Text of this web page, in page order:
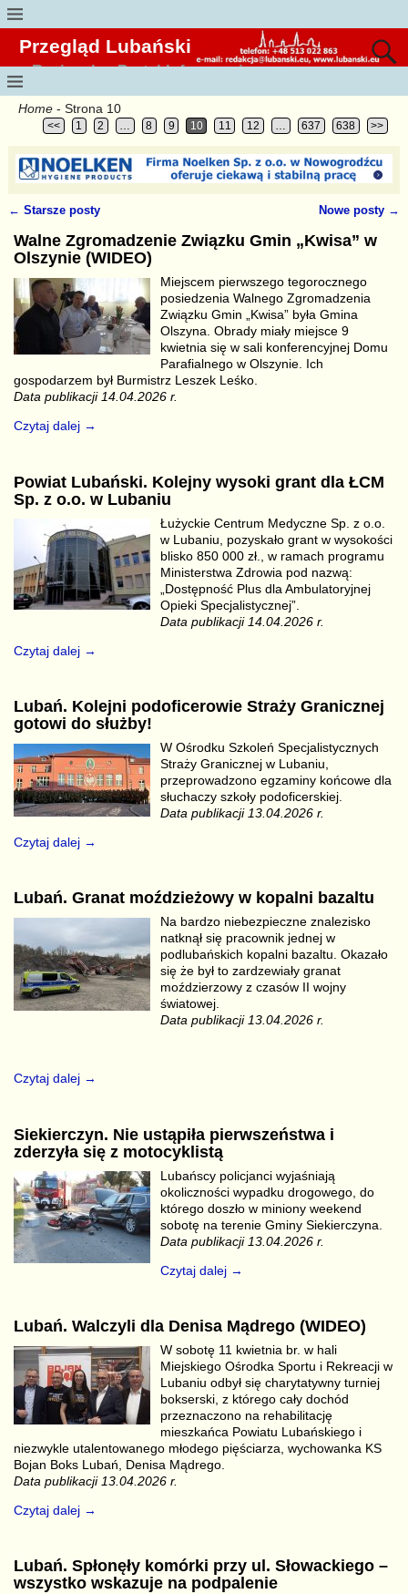
Przegląd Lubański
Regionalny Portal Informacyjny
Home - Strona 10
<< 1 2 … 8 9 10 11 12 … 637 638 >>
← Starsze posty Nowe posty →
Walne Zgromadzenie Związku Gmin „Kwisa” w
Olszynie (WIDEO)
Miejscem pierwszego tegorocznego
posiedzenia Walnego Zgromadzenia
Związku Gmin „Kwisa” była Gmina
Olszyna. Obrady miały miejsce 9
kwietnia się w sali konferencyjnej Domu
Parafialnego w Olszynie. Ich
gospodarzem był Burmistrz Leszek Leśko.
Data publikacji 14.04.2026 r.
Czytaj dalej →
Powiat Lubański. Kolejny wysoki grant dla ŁCM
Sp. z o.o. w Lubaniu
Łużyckie Centrum Medyczne Sp. z o.o.
w Lubaniu, pozyskało grant w wysokości
blisko 850 000 zł., w ramach programu
Ministerstwa Zdrowia pod nazwą:
„Dostępność Plus dla Ambulatoryjnej
Opieki Specjalistycznej”.
Data publikacji 14.04.2026 r.
Czytaj dalej →
Lubań. Kolejni podoficerowie Straży Granicznej
gotowi do służby!
W Ośrodku Szkoleń Specjalistycznych
Straży Granicznej w Lubaniu,
przeprowadzono egzaminy końcowe dla
słuchaczy szkoły podoficerskiej.
Data publikacji 13.04.2026 r.
Czytaj dalej →
Lubań. Granat moździeżowy w kopalni bazaltu
Na bardzo niebezpieczne znalezisko
natknął się pracownik jednej w
podlubańskich kopalni bazaltu. Okazało
się że był to zardzewiały granat
moździerzowy z czasów II wojny
światowej.
Data publikacji 13.04.2026 r.
Czytaj dalej →
Siekierczyn. Nie ustąpiła pierwszeństwa i
zderzyła się z motocyklistą
Lubańscy policjanci wyjaśniają
okoliczności wypadku drogowego, do
którego doszło w miniony weekend
sobotę na terenie Gminy Siekierczyna.
Data publikacji 13.04.2026 r.
Czytaj dalej →
Lubań. Walczyli dla Denisa Mądrego (WIDEO)
W sobotę 11 kwietnia br. w hali
Miejskiego Ośrodka Sportu i Rekreacji w
Lubaniu odbył się charytatywny turniej
bokserski, z którego cały dochód
przeznaczono na rehabilitację
mieszkańca Powiatu Lubańskiego i
niezwykle utalentowanego młodego pięściarza, wychowanka KS
Bojan Boks Lubań, Denisa Mądrego.
Data publikacji 13.04.2026 r.
Czytaj dalej →
Lubań. Spłonęły komórki przy ul. Słowackiego –
wszystko wskazuje na podpalenie